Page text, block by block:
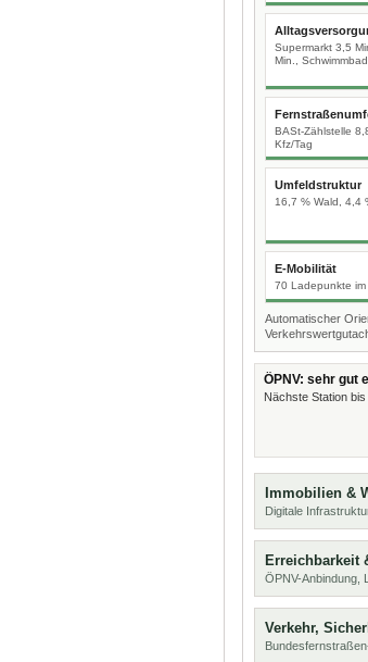
Supermarkt 3,5
Min.,
BASt-Zählstelle
Kfz/Tag
Umfeldstruktur
16,7 % Wald, 4,4
E-Mobilität
70 Ladepunkte
Automatischer
ÖPNV: sehr gut
Nächste Station bis
Immobilien &
Digitale
Erreichbarkeit
ÖPNV-Anbindung,
Verkehr,